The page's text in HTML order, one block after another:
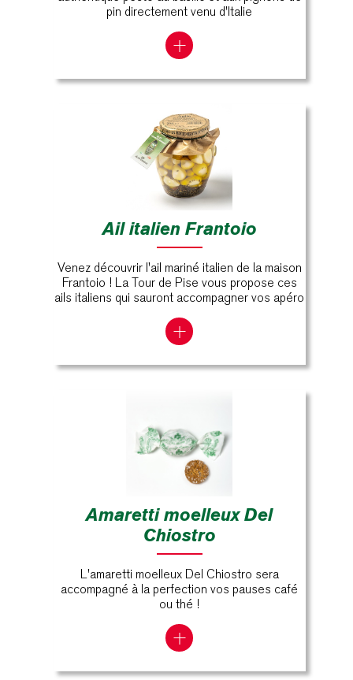
pin directement venu d'Italie
Ail italien Frantoio
Venez découvrir l'ail mariné italien de la maison
Frantoio ! La Tour de Pise vous propose ces
ails italiens qui sauront accompagner vos apéro
Amaretti moelleux Del
Chiostro
L'amaretti moelleux Del Chiostro sera
accompagné à la perfection vos pauses café
ou thé !